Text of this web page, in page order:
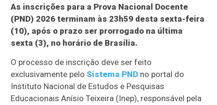
As inscrições para a Prova Nacional Docente
(PND) 2026 terminam às 23h59 desta sexta-feira
(10), após o prazo ser prorrogado na última
sexta (3), no horário de Brasília.
O processo de inscrição deve ser feito
exclusivamente peloSistema PND no portal do
Instituto Nacional de Estudos e Pesquisas
Educacionais Anísio Teixeira (Inep), responsável pela